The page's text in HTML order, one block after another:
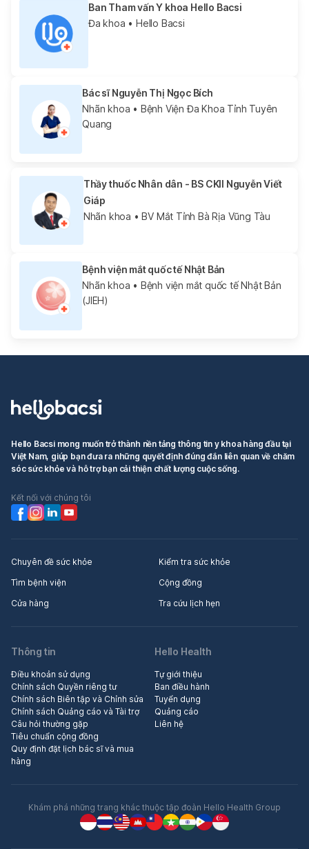
Ban Tham vấn Y khoa Hello Bacsi
Đa khoa • Hello Bacsi
Bác sĩ Nguyễn Thị Ngọc Bích
Nhãn khoa • Bệnh Viện Đa Khoa Tỉnh Tuyên
Quang
Thầy thuốc Nhân dân - BS CKII Nguyễn Viết
Giáp
Nhãn khoa • BV Mắt Tỉnh Bà Rịa Vũng Tàu
Bệnh viện mắt quốc tế Nhật Bản
Nhãn khoa • Bệnh viện mắt quốc tế Nhật Bản
(JIEH)
Hello Bacsi mong muốn trở thành nền tảng thông tin y khoa hàng đầu tại
Việt Nam, giúp bạn đưa ra những quyết định đúng đắn liên quan về chăm
sóc sức khỏe và hỗ trợ bạn cải thiện chất lượng cuộc sống.
Kết nối với chúng tôi
Chuyên đề sức khỏe
Kiểm tra sức khỏe
Tìm bệnh viện
Cộng đồng
Cửa hàng
Tra cứu lịch hẹn
Thông tin
Điều khoản sử dụng
Chính sách Quyền riêng tư
Chính sách Biên tập và Chỉnh sửa
Chính sách Quảng cáo và Tài trợ
Câu hỏi thường gặp
Tiêu chuẩn cộng đồng
Quy định đặt lịch bác sĩ và mua
hàng
Hello Health
Tự giới thiệu
Ban điều hành
Tuyển dụng
Quảng cáo
Liên hệ
Khám phá những trang khác thuộc tập đoàn Hello Health Group